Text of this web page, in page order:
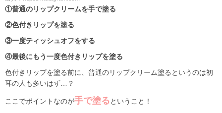
①普通のリップクリームを手で塗る
②色付きリップを塗る
③一度ティッシュオフをする
④最後にもう一度色付きリップを塗る
色付きリップを塗る前に、普通のリップクリーム塗るというのは初
耳の人も多いはず…？
ここでポイントなのが手で塗るということ！